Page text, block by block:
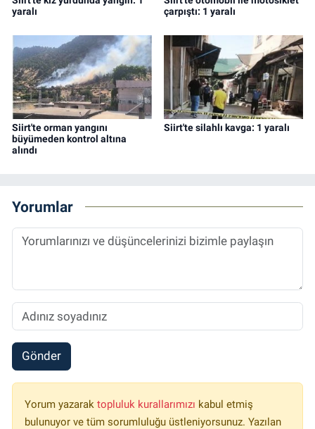
yaralı
çarpıştı: 1 yaralı
Siirt'te orman yangını
büyümeden kontrol altına
alındı
Siirt'te silahlı kavga: 1 yaralı
Yorumlar
Gönder
Yorum yazarak topluluk kurallarımızı kabul etmiş
bulunuyor ve tüm sorumluluğu üstleniyorsunuz. Yazılan